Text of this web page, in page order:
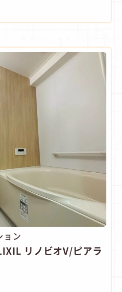
ョン
リノビオV/ピアラ